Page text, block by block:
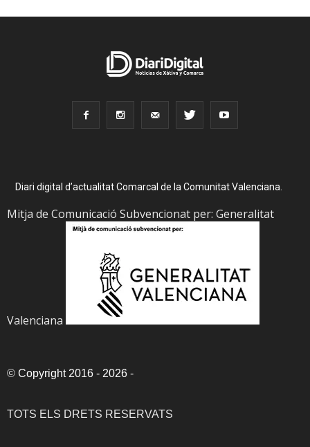
Diari digital d’actualitat Comarcal de la Comunitat Valenciana.
Mitja de Comunicació Subvencionat per: Generalitat
Valenciana
© Copyright 2016 - 2026 -
TOTS ELS DRETS RESERVATS